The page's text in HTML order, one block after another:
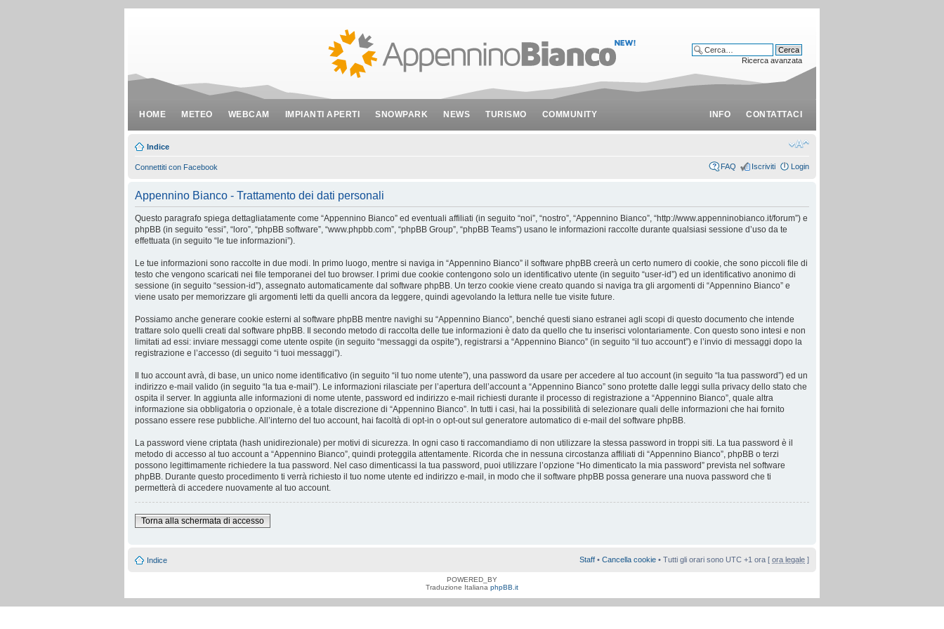
HOME METEO WEBCAM IMPIANTI APERTI SNOWPARK NEWS TURISMO COMMUNITY INFO CONTATTACI
Ricerca avanzata
Indice
Connettiti con Facebook FAQ Iscriviti Login
Appennino Bianco - Trattamento dei dati personali
Questo paragrafo spiega dettagliatamente come “Appennino Bianco” ed eventuali affiliati (in seguito “noi”, “nostro”, “Appennino Bianco”, “http://www.appenninobianco.it/forum”) e
phpBB (in seguito “essi”, “loro”, “phpBB software”, “www.phpbb.com”, “phpBB Group”, “phpBB Teams”) usano le informazioni raccolte durante qualsiasi sessione d’uso da te
effettuata (in seguito “le tue informazioni”).
Le tue informazioni sono raccolte in due modi. In primo luogo, mentre si naviga in “Appennino Bianco” il software phpBB creerà un certo numero di cookie, che sono piccoli file di
testo che vengono scaricati nei file temporanei del tuo browser. I primi due cookie contengono solo un identificativo utente (in seguito “user-id”) ed un identificativo anonimo di
sessione (in seguito “session-id”), assegnato automaticamente dal software phpBB. Un terzo cookie viene creato quando si naviga tra gli argomenti di “Appennino Bianco” e
viene usato per memorizzare gli argomenti letti da quelli ancora da leggere, quindi agevolando la lettura nelle tue visite future.
Possiamo anche generare cookie esterni al software phpBB mentre navighi su “Appennino Bianco”, benché questi siano estranei agli scopi di questo documento che intende
trattare solo quelli creati dal software phpBB. Il secondo metodo di raccolta delle tue informazioni è dato da quello che tu inserisci volontariamente. Con questo sono intesi e non
limitati ad essi: inviare messaggi come utente ospite (in seguito “messaggi da ospite”), registrarsi a “Appennino Bianco” (in seguito “il tuo account”) e l’invio di messaggi dopo la
registrazione e l’accesso (di seguito “i tuoi messaggi”).
Il tuo account avrà, di base, un unico nome identificativo (in seguito “il tuo nome utente”), una password da usare per accedere al tuo account (in seguito “la tua password”) ed un
indirizzo e-mail valido (in seguito “la tua e-mail”). Le informazioni rilasciate per l’apertura dell’account a “Appennino Bianco” sono protette dalle leggi sulla privacy dello stato che
ospita il server. In aggiunta alle informazioni di nome utente, password ed indirizzo e-mail richiesti durante il processo di registrazione a “Appennino Bianco”, quale altra
informazione sia obbligatoria o opzionale, è a totale discrezione di “Appennino Bianco”. In tutti i casi, hai la possibilità di selezionare quali delle informazioni che hai fornito
possano essere rese pubbliche. All’interno del tuo account, hai facoltà di opt-in o opt-out sul generatore automatico di e-mail del software phpBB.
La password viene criptata (hash unidirezionale) per motivi di sicurezza. In ogni caso ti raccomandiamo di non utilizzare la stessa password in troppi siti. La tua password è il
metodo di accesso al tuo account a “Appennino Bianco”, quindi proteggila attentamente. Ricorda che in nessuna circostanza affiliati di “Appennino Bianco”, phpBB o terzi
possono legittimamente richiedere la tua password. Nel caso dimenticassi la tua password, puoi utilizzare l’opzione “Ho dimenticato la mia password” prevista nel software
phpBB. Durante questo procedimento ti verrà richiesto il tuo nome utente ed indirizzo e-mail, in modo che il software phpBB possa generare una nuova password che ti
permetterà di accedere nuovamente al tuo account.
Torna alla schermata di accesso
Indice Staff • Cancella cookie • Tutti gli orari sono UTC +1 ora [ ora legale ]
POWERED_BY
Traduzione Italiana phpBB.it